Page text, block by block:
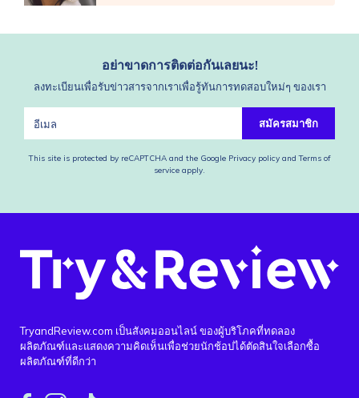
อย่าขาดการติดต่อกันเลยนะ!
ลงทะเบียนเพื่อรับข่าวสารจากเราเพื่อรู้ทันการทดสอบใหม่ๆ ของเรา
สมัครสมาชิก
This site is protected by reCAPTCHA and the Google Privacy policy and Terms of
service apply.
TryandReview.com เป็นสังคมออนไลน์ ของผู้บริโภคที่ทดลอง
ผลิตภัณฑ์และแสดงความคิดเห็นเพื่อช่วยนักช้อปได้ตัดสินใจเลือกซื้อ
ผลิตภัณฑ์ที่ดีกว่า